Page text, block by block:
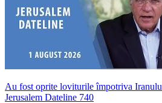
Au fost oprite loviturile împotriva
Jerusalem Dateline 740